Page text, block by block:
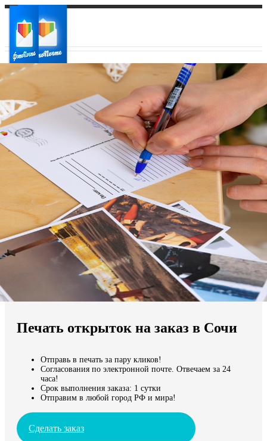
Ваш город:
Ваш регион доставки
Выберите из списка:
Мы доставляем по всему миру
Продолжить без города
Печать открыток на заказ в Сочи
Отправь в печать за пару кликов!
Согласования по электронной почте. Отвечаем за 24
часа!
Срок выполнения заказа: 1 сутки
Отправим в любой город РФ и мира!
Сделать заказ